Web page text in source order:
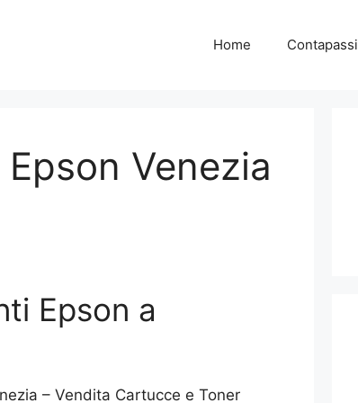
Home Contapassi
Venezia
Epson a
– Vendita Cartucce e Toner